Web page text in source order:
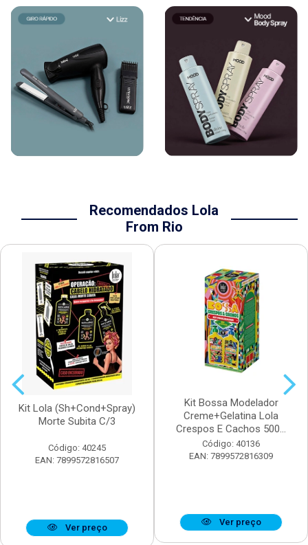
Recomendados Lola
From Rio
Kit Lola (Sh+Cond+Spray)
Morte Subita C/3
Código: 40245
EAN: 7899572816507
Ver preço
Kit Bossa Modelador
Creme+Gelatina Lola
Crespos E Cachos 500...
Código: 40136
EAN: 7899572816309
Ver preço